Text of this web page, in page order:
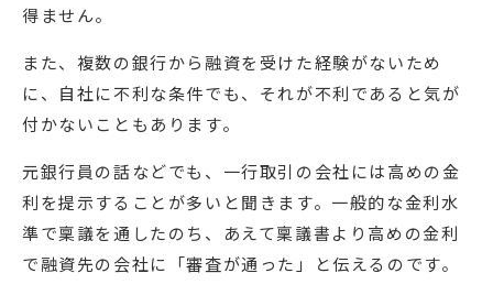
得ません。
また、複数の銀行から融資を受けた経験がないため
に、自社に不利な条件でも、それが不利であると気が
付かないこともあります。
元銀行員の話などでも、一行取引の会社には高めの金
利を提示することが多いと聞きます。一般的な金利水
準で稟議を通したのち、あえて稟議書より高めの金利
で融資先の会社に「審査が通った」と伝えるのです。